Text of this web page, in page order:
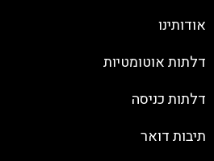
אודותינו
דלתות אוטומטיות
דלתות כניסה
תיבות דואר